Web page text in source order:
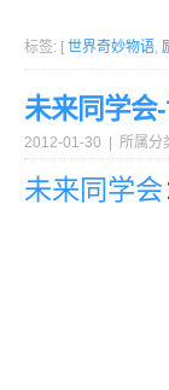
标签: [ 世界奇妙物语,
未来同学会
2012-01-30 | 所属分
未来同学会